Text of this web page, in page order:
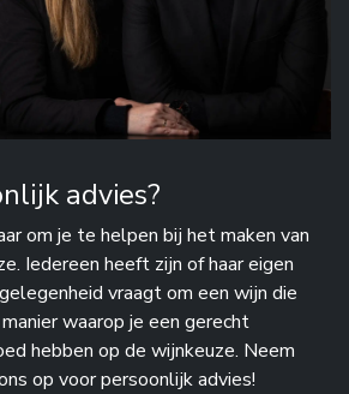
advies?
om je te helpen bij het maken van
Iedereen heeft zijn of haar eigen
vraagt om een wijn die
waarop je een gerecht
hebben op de wijnkeuze. Neem
op voor persoonlijk advies!